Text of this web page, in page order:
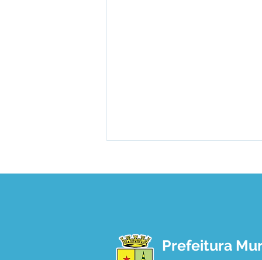
Em parceria com a
Prefeitura